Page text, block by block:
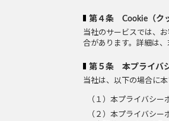
第４条 Cookie（ク
当社のサービスでは、
合があります。詳細は
第５条 本プライバ
当社は、以下の場合に
（１）本プライバシ
（２）本プライバシ